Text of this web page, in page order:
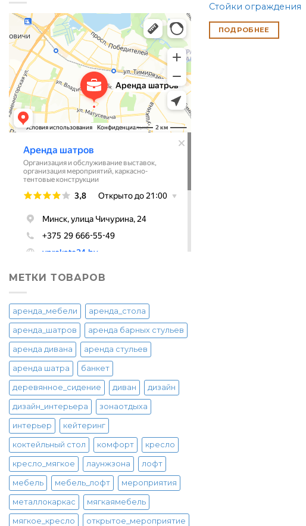
МЕТКИ ТОВАРОВ
аренда_мебели аренда_стола
аренда_шатров аренда барных стульев
аренда дивана аренда стульев
аренда шатра банкет
деревянное_сидение диван дизайн
дизайн_интерьера зонаотдыха
интерьер кейтеринг
коктейльный стол комфорт кресло
кресло_мягкое лаунжзона лофт
мебель мебель_лофт мероприятия
металлокаркас мягкаямебель
мягкое_кресло открытое_мероприятие
Стойки ограждения
ПОДРОБНЕЕ